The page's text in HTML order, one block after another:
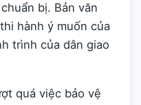
bị. Bản văn
hành ý muốn của
trình của dân giao
quá việc bảo vệ